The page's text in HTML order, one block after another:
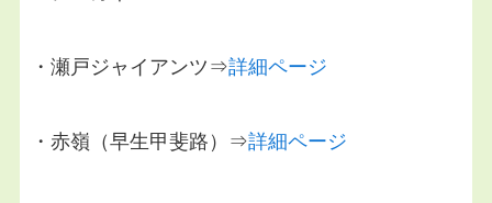
・瀬戸ジャイアンツ⇒詳細ページ
・赤嶺（早生甲斐路）⇒詳細ページ